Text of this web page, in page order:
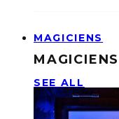
MAGICIENS
MAGICIENS
SEE ALL